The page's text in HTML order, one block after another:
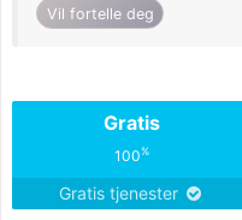
Vil fortelle deg
Gratis
100%
Gratis tjenester